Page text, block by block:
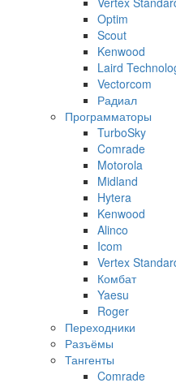
Optim
Scout
Kenwood
Laird
Vectorcom
Радиал
Программаторы
TurboSky
Comrade
Motorola
Midland
Hytera
Kenwood
Alinco
Icom
Vertex
Комбат
Yaesu
Roger
Переходники
Разъёмы
Тангенты
Comrade